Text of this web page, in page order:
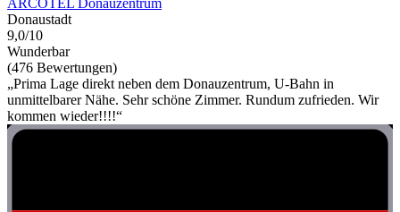
ARCOTEL Donauzentrum
Donaustadt
9,0/10
Wunderbar
(476 Bewertungen)
„Prima Lage direkt neben dem Donauzentrum, U-Bahn in
unmittelbarer Nähe. Sehr schöne Zimmer. Rundum zufrieden. Wir
kommen wieder!!!!“